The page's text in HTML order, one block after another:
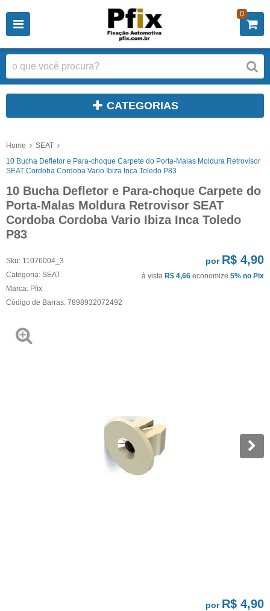
0
CATEGORIAS
Home
SEAT
10 Bucha Defletor e Para-choque Carpete do Porta-Malas Moldura Retrovisor
SEAT Cordoba Cordoba Vario Ibiza Inca Toledo P83
10 Bucha Defletor e Para-choque Carpete do
Porta-Malas Moldura Retrovisor SEAT
Cordoba Cordoba Vario Ibiza Inca Toledo
P83
Sku: 11076004_3
Categoria: SEAT
Marca: Pfix
Código de Barras: 7898932072492
por R$ 4,90
à vista R$ 4,66 economize 5% no Pix
por R$ 4,90